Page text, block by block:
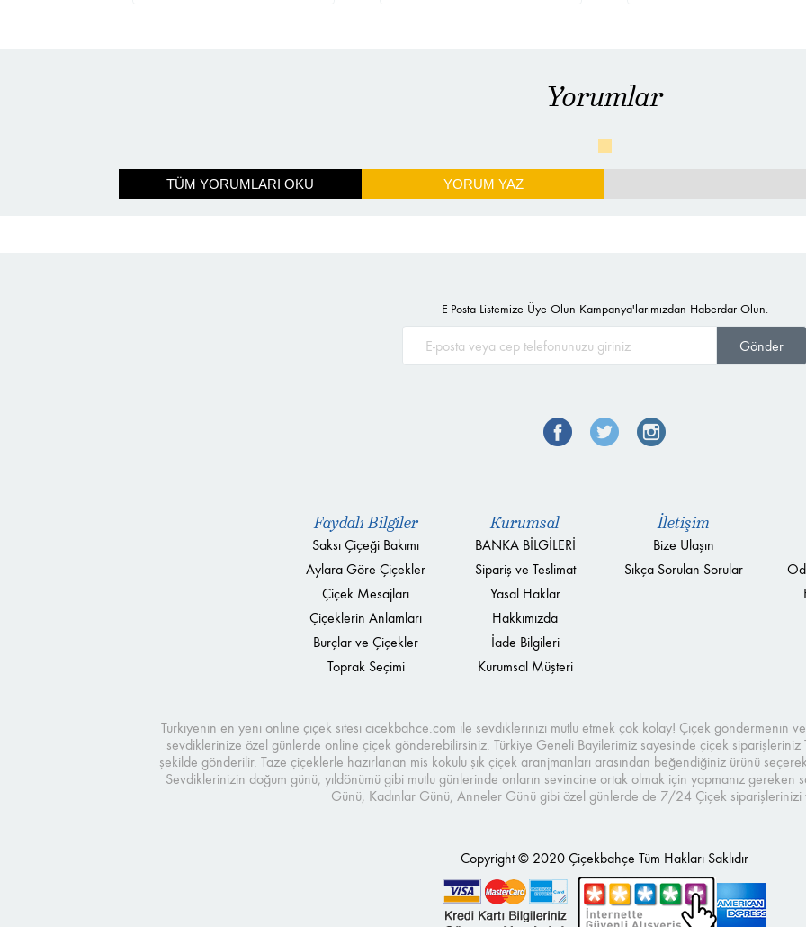
Yorumlar
TÜM YORUMLARI OKU YORUM YAZ
E-Posta Listemize Üye Olun Kampanya'larımızdan Haberdar Olun.
Gönder
Faydalı Bilgiler
Saksı Çiçeği Bakımı
Aylara Göre Çiçekler
Çiçek Mesajları
Çiçeklerin Anlamları
Burçlar ve Çiçekler
Toprak Seçimi
Kurumsal
BANKA BİLGİLERİ
Sipariş ve Teslimat
Yasal Haklar
Hakkımızda
İade Bilgileri
Kurumsal Müşteri
İletişim
Bize Ulaşın
Sıkça Sorulan Sorular
Türkiyenin en yeni online çiçek sitesi cicekbahce.com ile sevdiklerinizi mutlu etmek çok kolay! Çiçek göndermenin
sevdiklerinize özel günlerde online çiçek gönderebilirsiniz. Türkiye Geneli Bayilerimiz sayesinde çiçek siparişleriniz
şekilde gönderilir. Taze çiçeklerle hazırlanan mis kokulu şık çiçek aranjmanları arasından beğendiğiniz ürünü
Sevdiklerinizin doğum günü, yıldönümü gibi mutlu günlerinde onların sevincine ortak olmak için yapmanız gereken
Günü, Kadınlar Günü, Anneler Günü gibi özel günlerde de 7/24 Çiçek siparişlerinizi
Copyright © 2020 Çiçekbahçe Tüm Hakları Saklıdır